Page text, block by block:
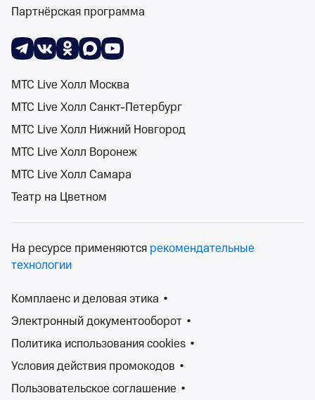
СпектаклиКонцертыДетям
Творческие вечера на следующей неделе
События на карте
Сортировка
Почему девушки выбирают плохих парней
Центр креативных индустрий
Партнёрская программа
МТС Live Холл Москва
МТС Live Холл Санкт-Петербург
МТС Live Холл Нижний Новгород
МТС Live Холл Воронеж
МТС Live Холл Самара
Театр на Цветном
На ресурсе применяются рекомендательные
технологии
Комплаенс и деловая этика •
Электронный документооборот •
Политика использования cookies •
Условия действия промокодов •
Пользовательское соглашение •